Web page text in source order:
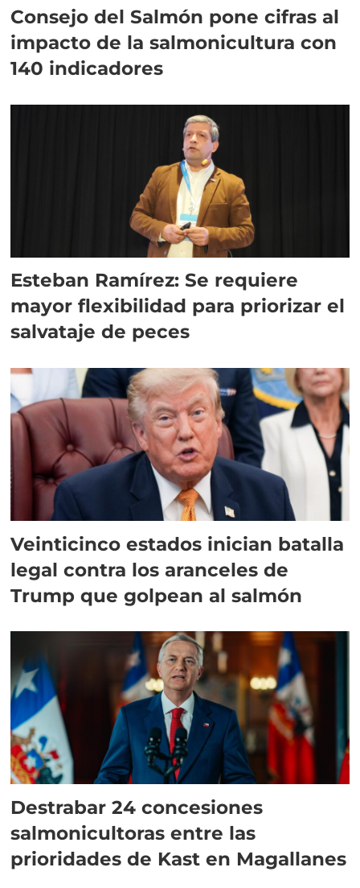
Consejo del Salmón pone cifras al
impacto de la salmonicultura con
140 indicadores
Esteban Ramírez: Se requiere
mayor flexibilidad para priorizar el
salvataje de peces
Veinticinco estados inician batalla
legal contra los aranceles de
Trump que golpean al salmón
Destrabar 24 concesiones
salmonicultoras entre las
prioridades de Kast en Magallanes